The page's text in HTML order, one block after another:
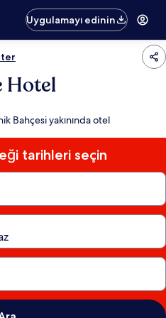
Uygulamayı edinin
Hotel
Bahçesi yakınında otel
tarihleri seçin